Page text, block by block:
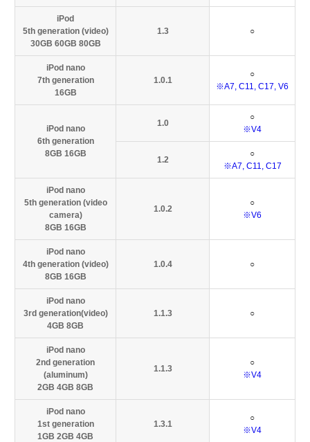
iPod
5th generation (video)
30GB 60GB 80GB
1.3 ○
iPod nano
7th generation
16GB
1.0.1
○
※A7, C11, C17, V6
iPod nano
6th generation
8GB 16GB
1.0
○
※V4
1.2
○
※A7, C11, C17
iPod nano
5th generation (video
camera)
8GB 16GB
1.0.2
○
※V6
iPod nano
4th generation (video)
8GB 16GB
1.0.4 ○
iPod nano
3rd generation(video)
4GB 8GB
1.1.3 ○
iPod nano
2nd generation
(aluminum)
2GB 4GB 8GB
1.1.3
○
※V4
iPod nano
1st generation
1GB 2GB 4GB
1.3.1
○
※V4